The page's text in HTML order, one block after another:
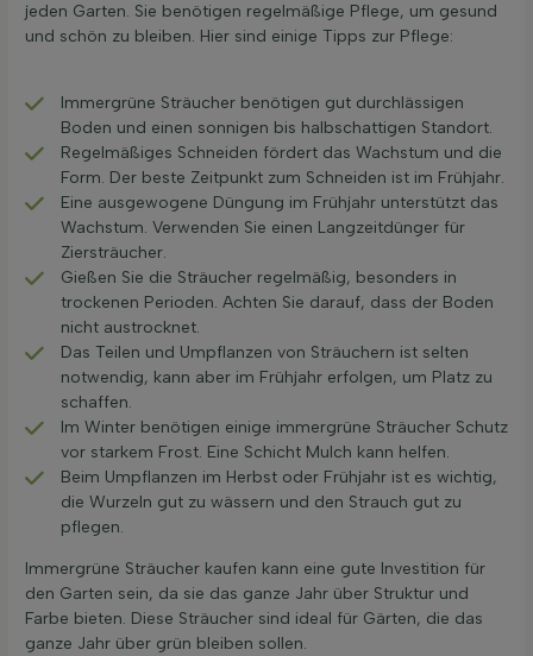
jeden Garten. Sie benötigen regelmäßige Pflege, um gesund
und schön zu bleiben. Hier sind einige Tipps zur Pflege:
Immergrüne Sträucher benötigen gut durchlässigen
Boden und einen sonnigen bis halbschattigen Standort.
Regelmäßiges Schneiden fördert das Wachstum und die
Form. Der beste Zeitpunkt zum Schneiden ist im Frühjahr.
Eine ausgewogene Düngung im Frühjahr unterstützt das
Wachstum. Verwenden Sie einen Langzeitdünger für
Ziersträucher.
Gießen Sie die Sträucher regelmäßig, besonders in
trockenen Perioden. Achten Sie darauf, dass der Boden
nicht austrocknet.
Das Teilen und Umpflanzen von Sträuchern ist selten
notwendig, kann aber im Frühjahr erfolgen, um Platz zu
schaffen.
Im Winter benötigen einige immergrüne Sträucher Schutz
vor starkem Frost. Eine Schicht Mulch kann helfen.
Beim Umpflanzen im Herbst oder Frühjahr ist es wichtig,
die Wurzeln gut zu wässern und den Strauch gut zu
pflegen.
Immergrüne Sträucher kaufen kann eine gute Investition für
den Garten sein, da sie das ganze Jahr über Struktur und
Farbe bieten. Diese Sträucher sind ideal für Gärten, die das
ganze Jahr über grün bleiben sollen.